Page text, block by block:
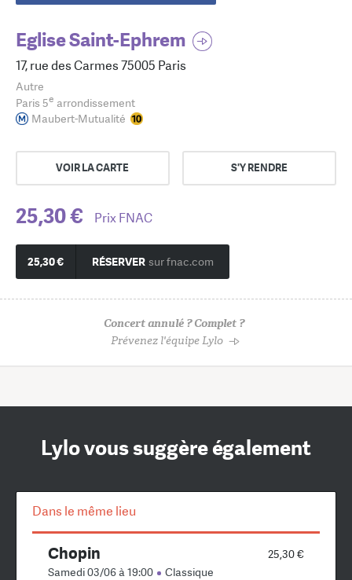
Eglise Saint-Ephrem
17, rue des Carmes 75005 Paris
Autre
Paris 5e arrondissement
Maubert-Mutualité
VOIR LA CARTE S'Y RENDRE
25,30 € Prix FNAC
25,30 € RÉSERVER sur fnac.com
Concert annulé ? Complet ?
Prévenez l'équipe Lylo
Lylo vous suggère également
Dans le même lieu
25,30 €
Chopin
Samedi 03/06 à 19:00 Classique